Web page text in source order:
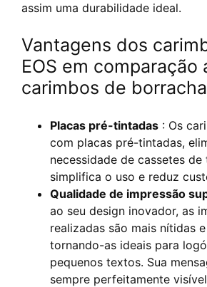
assim uma durabilidade ideal.
Vantagens dos
EOS em comparação
carimbos de
Placas pré-tintadas : Os
com placas pré-tintadas,
necessidade de cassetes de
simplifica o uso e reduz
Qualidade de impressão
ao seu design inovador, as
realizadas são mais nítidas
tornando-as ideais para
pequenos textos. Sua
sempre perfeitamente